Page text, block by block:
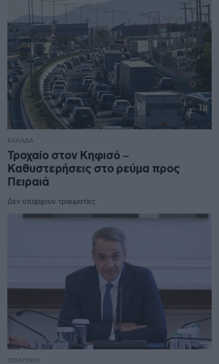
ΕΛΛΑΔΑ
Τροχαίο στον Κηφισό –
Καθυστερήσεις στο ρεύμα προς
Πειραιά
Δεν υπάρχουν τραυματίες
ΠΟΛΙΤΙΚΗ